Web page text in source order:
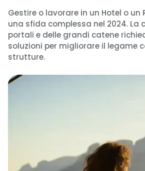
Gestire o lavorare in un Hotel o un
una sfida complessa nel 2024. La
portali e delle grandi catene
soluzioni per migliorare il legame
strutture.